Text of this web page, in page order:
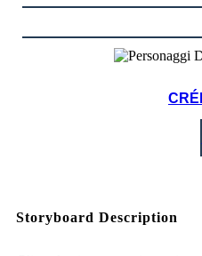
Storyboard Description